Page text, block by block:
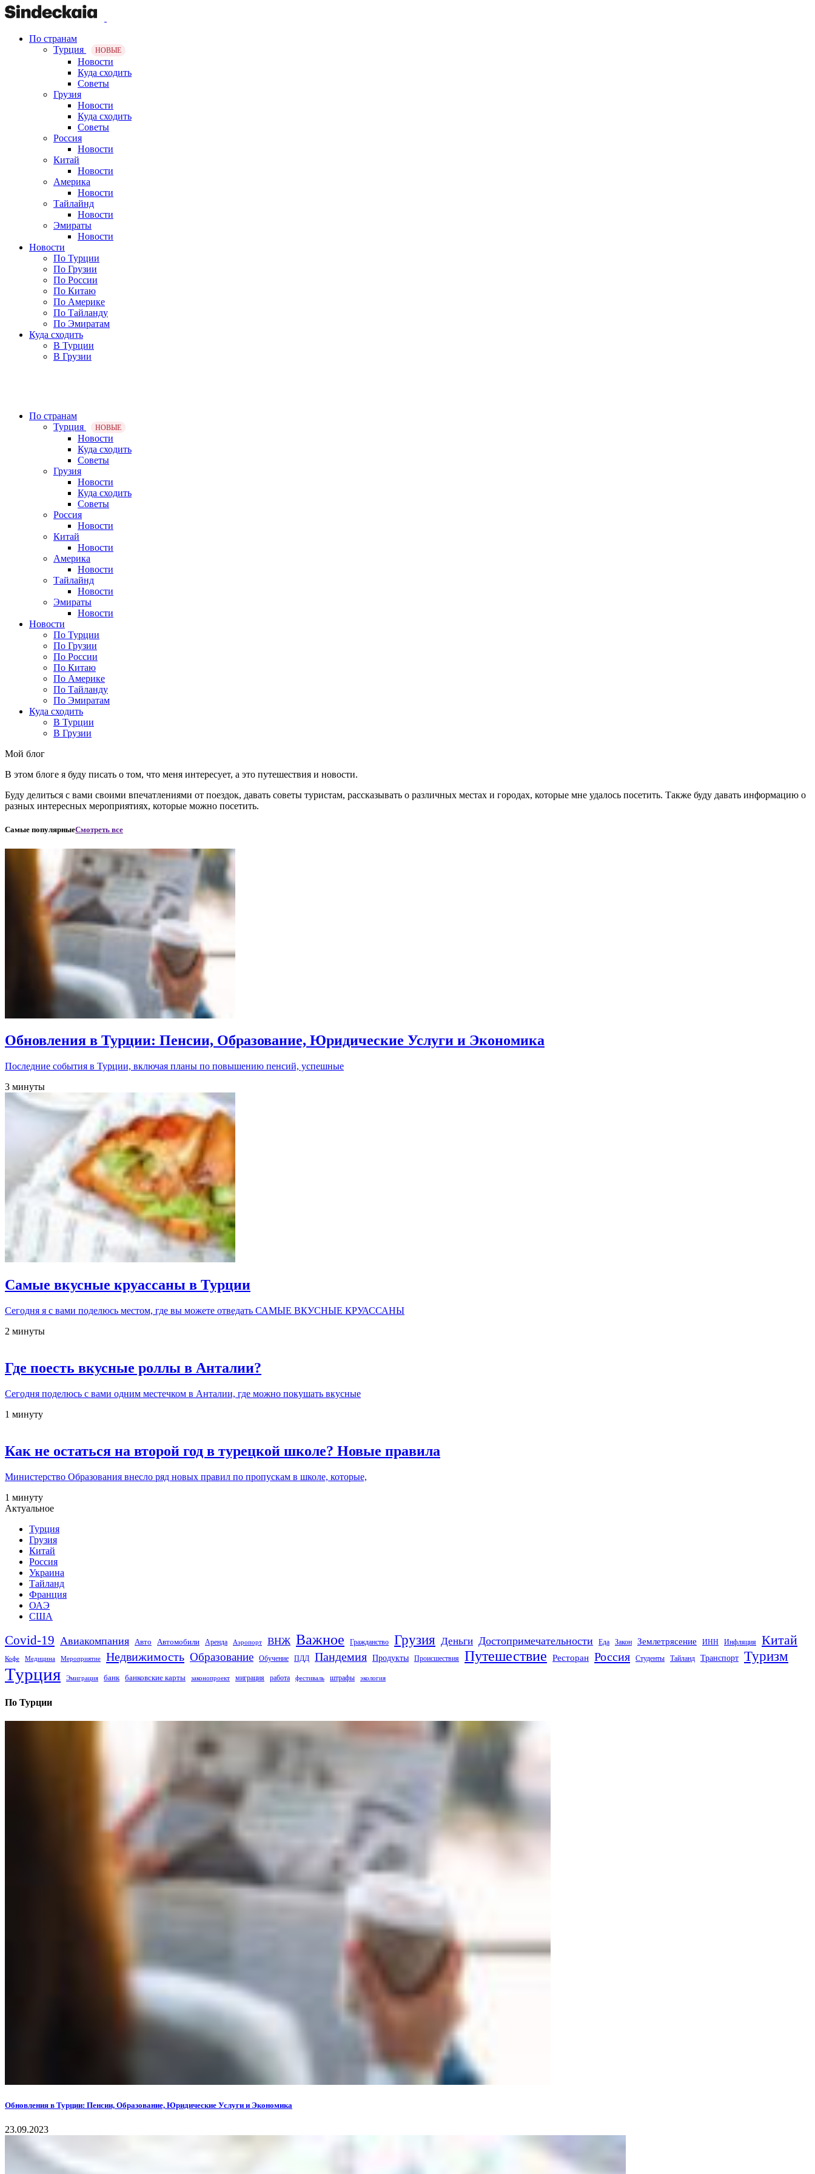
По странам
Турция
НОВЫЕ
Новости
Куда сходить
Советы
Грузия
Новости
Куда сходить
Советы
Россия
Новости
Китай
Новости
Америка
Новости
Тайлайнд
Новости
Эмираты
Новости
Новости
По Турции
По Грузии
По России
По Китаю
По Америке
По Тайланду
По Эмиратам
Куда сходить
В Турции
В Грузии
По странам
Турция
НОВЫЕ
Новости
Куда сходить
Советы
Грузия
Новости
Куда сходить
Советы
Россия
Новости
Китай
Новости
Америка
Новости
Тайлайнд
Новости
Эмираты
Новости
Новости
По Турции
По Грузии
По России
По Китаю
По Америке
По Тайланду
По Эмиратам
Куда сходить
В Турции
В Грузии
Мой блог
В этом блоге я буду писать о том, что меня интересует, а это путешествия и новости.
Буду делиться с вами своими впечатлениями от поездок, давать советы туристам, рассказывать о различных местах и городах, которые мне удалось посетить. Также буду давать информацию о
разных интересных мероприятиях, которые можно посетить.
Самые популярныеСмотреть все
Обновления в Турции: Пенсии, Образование, Юридические Услуги и Экономика
Последние события в Турции, включая планы по повышению пенсий, успешные
3 минуты
Самые вкусные круассаны в Турции
Сегодня я с вами поделюсь местом, где вы можете отведать САМЫЕ ВКУСНЫЕ КРУАССАНЫ
2 минуты
Где поесть вкусные роллы в Анталии?
Сегодня поделюсь с вами одним местечком в Анталии, где можно покушать вкусные
1 минуту
Как не остаться на второй год в турецкой школе? Новые правила
Министерство Образования внесло ряд новых правил по пропускам в школе, которые,
1 минуту
Актуальное
Турция
Грузия
Китай
Россия
Украина
Тайланд
Франция
ОАЭ
США
Covid-19 Авиакомпания Авто Автомобили Аренда Аэропорт ВНЖ Важное Гражданство Грузия Деньги Достопримечательности Еда Закон Землетрясение ИНН Инфляция Китай
Кофе Медицина Мероприятие Недвижимость Образование Обучение ПДД Пандемия Продукты Происшествия Путешествие Ресторан Россия Студенты Тайланд Транспорт Туризм
Турция Эмиграция банк банковские карты законопроект миграция работа фестиваль штрафы экология
По Турции
Обновления в Турции: Пенсии, Образование, Юридические Услуги и Экономика
23.09.2023